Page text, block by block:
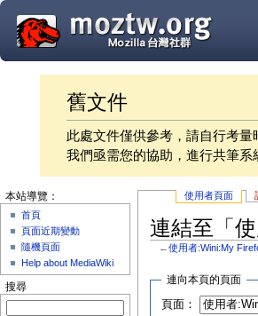
舊文件
此處文件僅供參考，請自行考
我們亟需您的協助，進行共筆
使用者頁面
連結至「
←使用者:Wini:My
連向本頁的頁面
頁面：
本站導覽：
首頁
頁面近期變動
隨機頁面
Help about MediaWiki
搜尋